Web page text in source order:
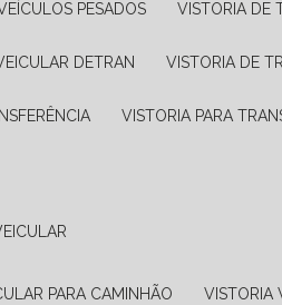
PESADOS VISTORIA
DETRAN VISTORIA DE
VISTORIA PARA
PARA CAMINHÃO